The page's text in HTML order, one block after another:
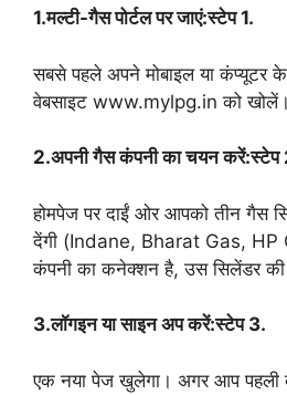
1.मल्टी-गैस पोर्टल पर जाएं:स्टेप 1.
सबसे पहले अपने मोबाइल या कंप्यूटर
वेबसाइट www.mylpg.in को खोलें।
2.अपनी गैस कंपनी का चयन करें:स्टेप
होमपेज पर दाईं ओर आपको तीन गैस
देंगी (Indane, Bharat Gas,
कंपनी का कनेक्शन है, उस सिलेंडर की
3.लॉगइन या साइन अप करें:स्टेप 3.
एक नया पेज खुलेगा। अगर आप पहली